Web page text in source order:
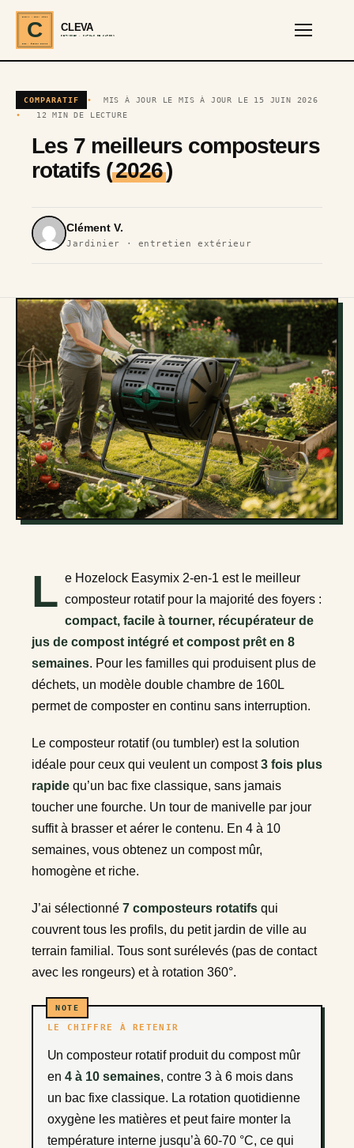
C
CLEVA · EST. 2024
REF · GARDEN TOOLS
CLEVA
SERVICES · OUTILS DE JARDIN
COMPARATIF
MIS À JOUR LE MIS À JOUR LE 15 JUIN 2026
12 MIN DE LECTURE
Les 7 meilleurs composteurs
rotatifs (2026)
Clément V.
Jardinier · entretien extérieur
L
e Hozelock Easymix 2-en-1 est le meilleur
composteur rotatif pour la majorité des foyers :
compact, facile à tourner, récupérateur de
jus de compost intégré et compost prêt en 8
semaines. Pour les familles qui produisent plus de
déchets, un modèle double chambre de 160L
permet de composter en continu sans interruption.
Le composteur rotatif (ou tumbler) est la solution
idéale pour ceux qui veulent un compost3 fois plus
rapide qu’un bac fixe classique, sans jamais
toucher une fourche. Un tour de manivelle par jour
suffit à brasser et aérer le contenu. En 4 à 10
semaines, vous obtenez un compost mûr,
homogène et riche.
J’ai sélectionné 7 composteurs rotatifs qui
couvrent tous les profils, du petit jardin de ville au
terrain familial. Tous sont surélevés (pas de contact
avec les rongeurs) et à rotation 360°.
LE CHIFFRE À RETENIR
Un composteur rotatif produit du compost mûr
en 4 à 10 semaines, contre 3 à 6 mois dans
un bac fixe classique. La rotation quotidienne
oxygène les matières et peut faire monter la
température interne jusqu’à 60-70 °C, ce qui